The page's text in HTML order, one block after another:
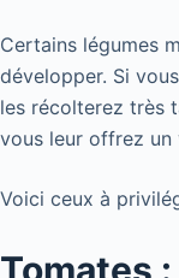
Certains légumes
développer. Si
les récolterez très
vous leur offrez un
Voici ceux à